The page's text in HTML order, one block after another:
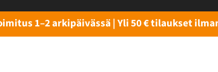
1–2 arkipäivässä | Yli 50 € tilaukset